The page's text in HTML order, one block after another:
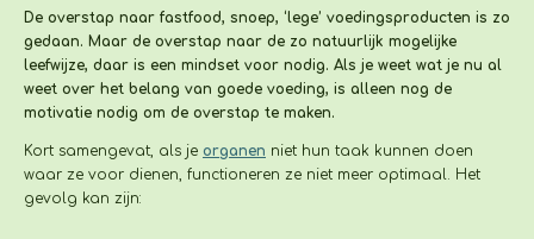
De overstap naar fastfood, snoep, ‘lege’ voedingsproducten is zo
gedaan. Maar de overstap naar de zo natuurlijk mogelijke
leefwijze, daar is een mindset voor nodig. Als je weet wat je nu al
weet over het belang van goede voeding, is alleen nog de
motivatie nodig om de overstap te maken.
Kort samengevat, als je organen niet hun taak kunnen doen
waar ze voor dienen, functioneren ze niet meer optimaal. Het
gevolg kan zijn: